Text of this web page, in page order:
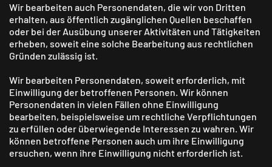
Wir bearbeiten auch Personen­daten, die wir von Dritten
erhalten, aus öffentlich zugänglichen Quellen beschaffen
oder bei der Ausübung unserer Aktivitäten und Tätigkeiten
erheben, soweit eine solche Bearbeitung aus rechtlichen
Gründen zulässig ist.
Wir bearbeiten Personen­daten, soweit erforderlich, mit
Einwilligung der betroffenen Personen. Wir können
Personen­daten in vielen Fällen ohne Einwilligung
bearbeiten, beispielsweise um rechtliche Verpflichtungen
zu erfüllen oder überwiegende Interessen zu wahren. Wir
können betroffene Personen auch um ihre Einwilligung
ersuchen, wenn ihre Einwilligung nicht erforderlich ist.